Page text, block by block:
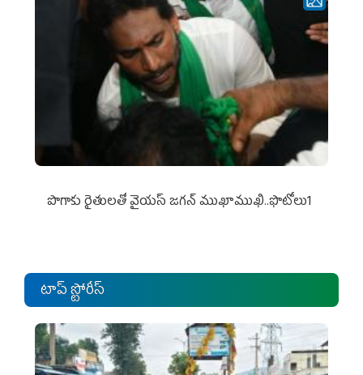
పొగాకు రైతుల‌తో వైయ‌స్ జ‌గ‌న్ ముఖాముఖి..ఫొటోలు1
టాప్ స్టోరీస్